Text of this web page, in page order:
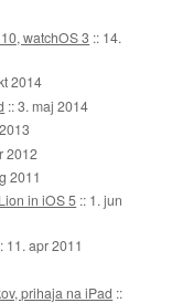
watchOS 3 :: 14.
2014
::3. maj 2014
2012
2011
in iOS 5 :: 1. jun
11. apr 2011
prihaja na iPad ::